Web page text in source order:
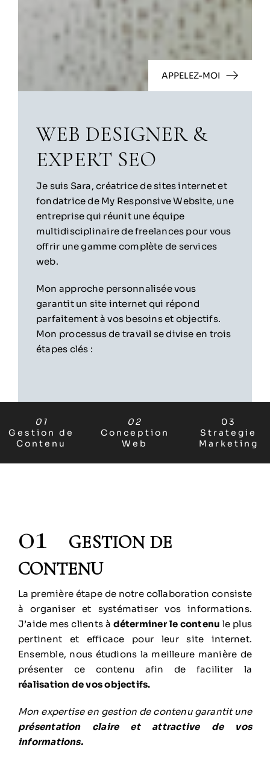
WEB DESIGNER &
EXPERT SEO
Je suis Sara, créatrice de sites internet et
fondatrice de My Responsive Website, une
entreprise qui réunit une équipe
multidisciplinaire de freelances pour vous
offrir une gamme complète de services
web.
Mon approche personnalisée vous
garantit un site internet qui répond
parfaitement à vos besoins et objectifs.
Mon processus de travail se divise en trois
étapes clés :
APPELEZ-MOI
01
Gestion de
Contenu
02
Conception
Web
03
Strategie
Marketing
01
GESTION DE
CONTENU
La première étape de notre collaboration consiste
à organiser et systématiser vos informations.
J’aide mes clients à déterminer le contenu le plus
pertinent et efficace pour leur site internet.
Ensemble, nous étudions la meilleure manière de
présenter ce contenu afin de faciliter la
réalisation de vos objectifs.
Mon expertise en gestion de contenu garantit une
présentation claire et attractive de vos
informations.